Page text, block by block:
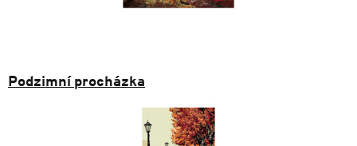
Podzimní procházka